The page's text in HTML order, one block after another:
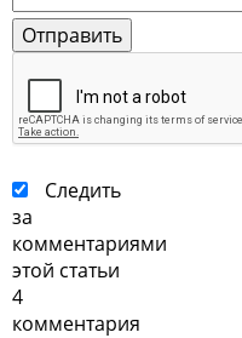
Следить
за
комментариями
этой статьи
4
комментария